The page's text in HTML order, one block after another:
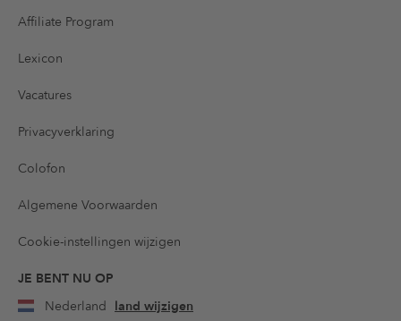
Affiliate Program
Lexicon
Vacatures
Privacyverklaring
Colofon
Algemene Voorwaarden
Cookie-instellingen wijzigen
JE BENT NU OP
Nederland land wijzigen